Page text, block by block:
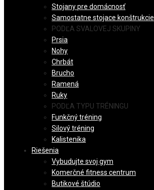
Stojany pre domácnosť
Samostatne stojace konštrukcie
PODĽA SVALOVEJ SKUPINY
Prsia
Nohy
Chrbát
Brucho
Ramená
Ruky
PODĽA TYPU TRÉNINGU
Funkčný tréning
Silový tréning
Kalistenika
Riešenia
Vybudujte svoj gym
Komerčné fitness centrum
Butikové štúdio